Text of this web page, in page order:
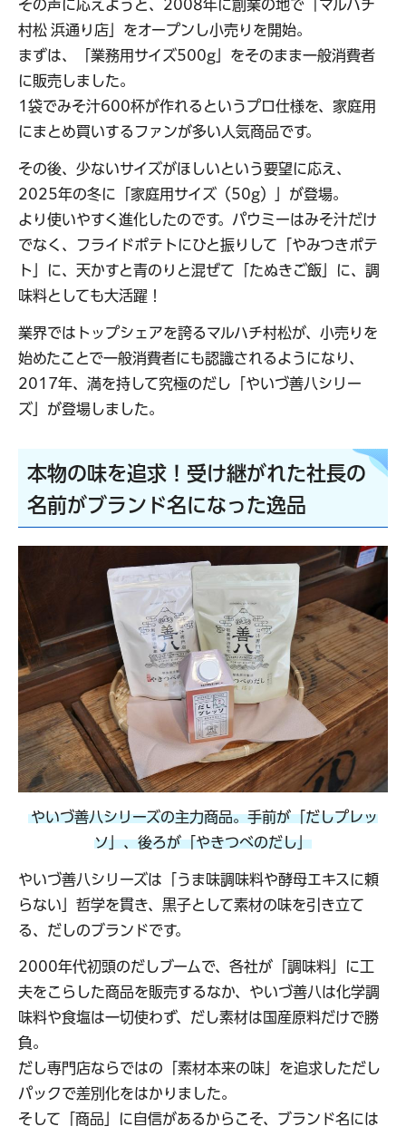
その声に応えようと、2008年に創業の地で「マルハチ
村松 浜通り店」をオープンし小売りを開始。
まずは、「業務用サイズ500g」をそのまま一般消費者
に販売しました。
1袋でみそ汁600杯が作れるというプロ仕様を、家庭用
にまとめ買いするファンが多い人気商品です。
その後、少ないサイズがほしいという要望に応え、
2025年の冬に「家庭用サイズ（50g）」が登場。
より使いやすく進化したのです。パウミーはみそ汁だけ
でなく、フライドポテトにひと振りして「やみつきポテ
ト」に、天かすと青のりと混ぜて「たぬきご飯」に、調
味料としても大活躍！
業界ではトップシェアを誇るマルハチ村松が、小売りを
始めたことで一般消費者にも認識されるようになり、
2017年、満を持して究極のだし「やいづ善八シリー
ズ」が登場しました。
本物の味を追求 ！ 受け継がれた社長の
名前がブランド名になった逸品
やいづ善八シリーズの主力商品。手前が「だしプレッ
ソ」、後ろが「やきつべのだし」
やいづ善八シリーズは「うま味調味料や酵母エキスに頼
らない」哲学を貫き、黒子として素材の味を引き立て
る、だしのブランドです。
2000年代初頭のだしブームで、各社が「調味料」に工
夫をこらした商品を販売するなか、やいづ善八は化学調
味料や食塩は一切使わず、だし素材は国産原料だけで勝
負。
だし専門店ならではの「素材本来の味」を追求しただし
パックで差別化をはかりました。
そして「商品」に自信があるからこそ、ブランド名には